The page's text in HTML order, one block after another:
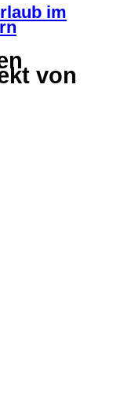
im
von